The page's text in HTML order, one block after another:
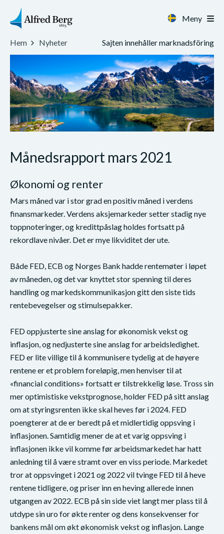
Meny
Sajten innehåller marknadsföring
Hem Nyheter
Månedsrapport mars 2021
Økonomi og renter
Mars måned var i stor grad en positiv måned i verdens
finansmarkeder. Verdens aksjemarkeder setter stadig nye
toppnoteringer, og kredittpåslag holdes fortsatt på
rekordlave nivåer. Det er mye likviditet der ute.
Både FED, ECB og Norges Bank hadde rentemøter i løpet
av måneden, og det var knyttet stor spenning til deres
handling og markedskommunikasjon gitt den siste tids
rentebevegelser og stimulsepakker.
FED oppjusterte sine anslag for økonomisk vekst og
inflasjon, og nedjusterte sine anslag for arbeidsledighet.
FED er lite villige til å kommunisere tydelig at de høyere
rentene er et problem foreløpig, men henviser til at
«financial conditions» fortsatt er tilstrekkelig løse. Tross sin
mer optimistiske vekstprognose, holder FED på sitt anslag
om at styringsrenten ikke skal heves før i 2024. FED
poengterer at de er beredt på et midlertidig oppsving i
inflasjonen. Samtidig mener de at et varig oppsving i
inflasjonen ikke vil komme før arbeidsmarkedet har hatt
anledning til å være stramt over en viss periode. Markedet
tror at oppsvinget i 2021 og 2022 vil tvinge FED til å heve
rentene tidligere, og priser inn en heving allerede innen
utgangen av 2022. ECB på sin side viet langt mer plass til å
utdype sin uro for økte renter og dens konsekvenser for
bankens mål om økt økonomisk vekst og inflasjon. Lange